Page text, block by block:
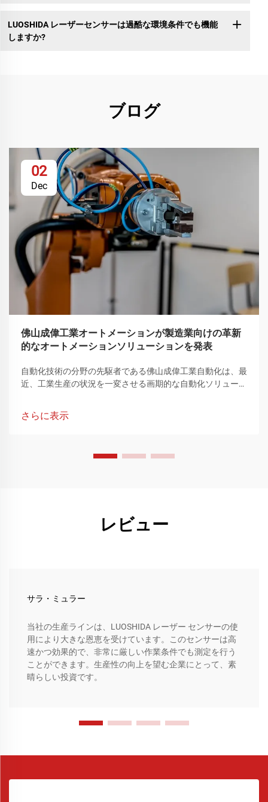
LUOSHIDA レーザーセンサーは過酷な環境条件でも機能
しますか?
ブログ
02
Dec
佛山成偉工業オートメーションが製造業向けの革新
的なオートメーションソリューションを発表
自動化技術の分野の先駆者である佛山成偉工業自動化は、最
近、工業生産の状況を一変させる画期的な自動化ソリューシ
作られたこれらの革新的な製品は、運用効率の向上、複雑な
さらに表示
レビュー
サラ・ミュラー
当社の生産ラインは、LUOSHIDA レーザー センサーの使
用により大きな恩恵を受けています。このセンサーは高
速かつ効果的で、非常に厳しい作業条件でも測定を行う
ことができます。生産性の向上を望む企業にとって、素
晴らしい投資です。